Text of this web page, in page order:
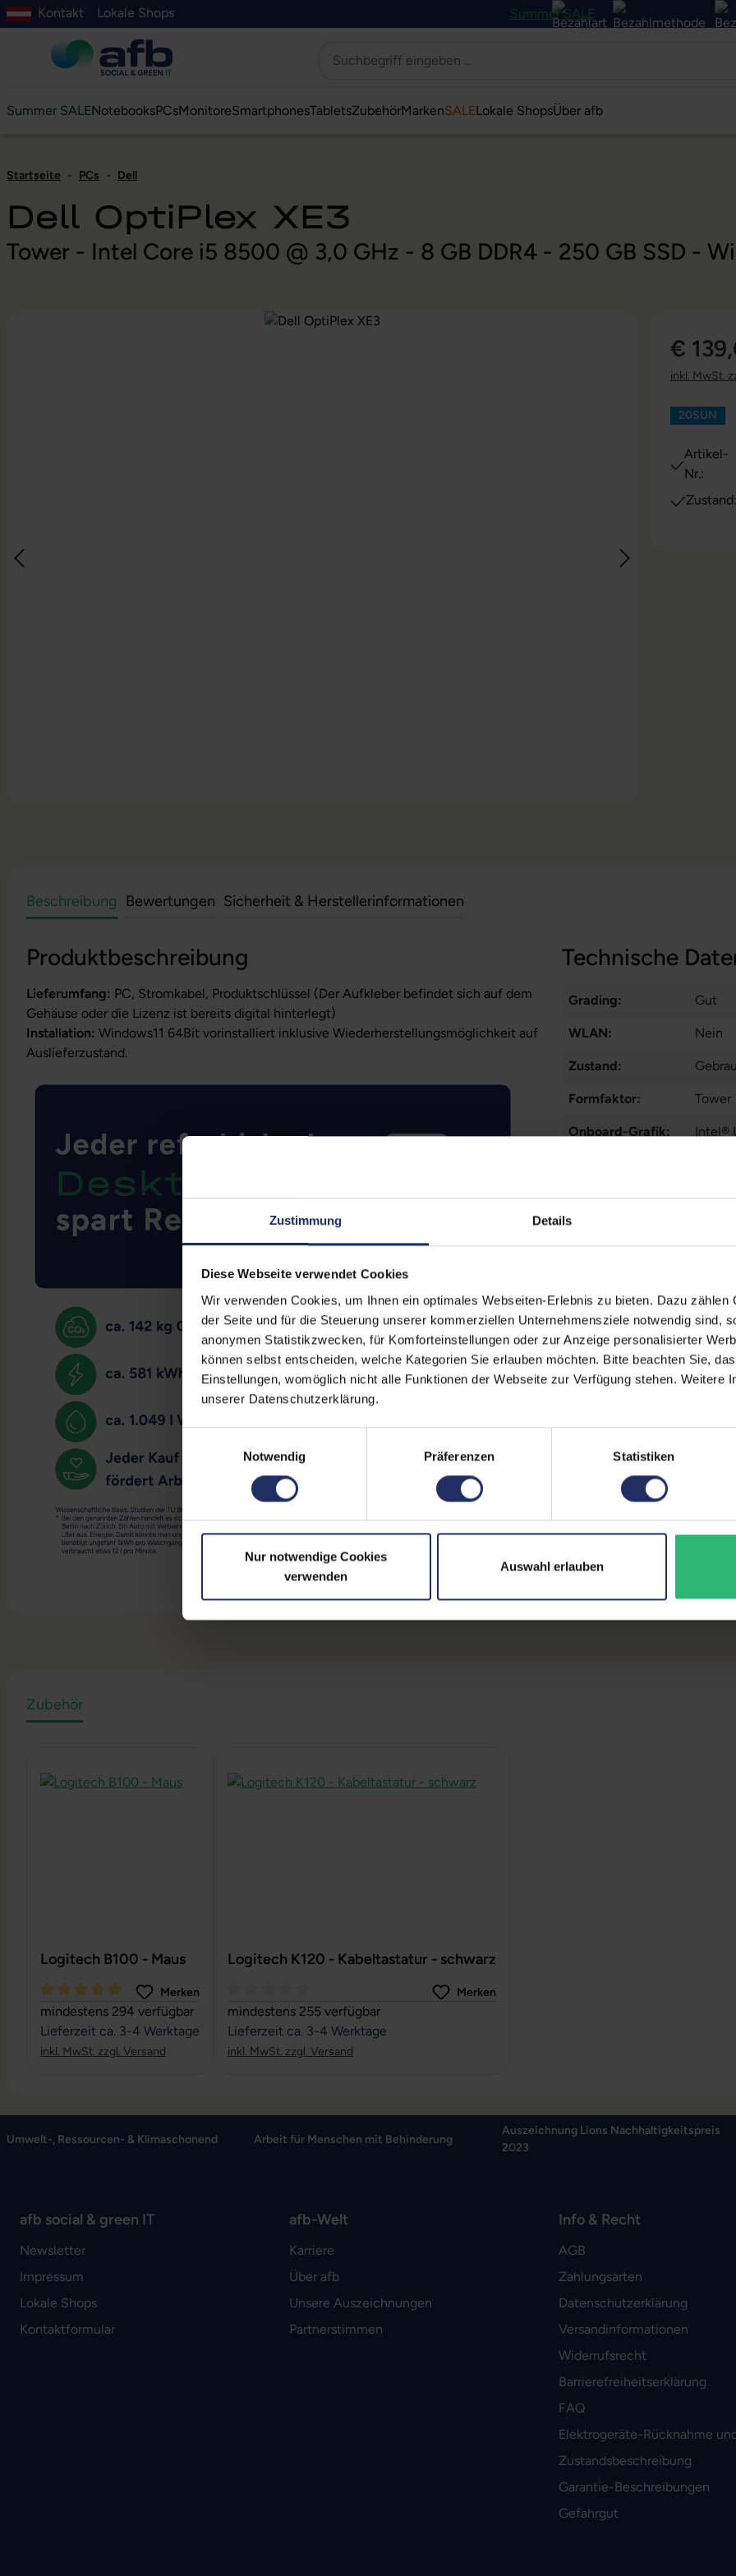
Zustimmung Details
Diese Webseite verwendet Cookies
Wir verwenden Cookies, um Ihnen ein optimales Webseiten-Erlebnis zu bieten. Dazu zählen
der Seite und für die Steuerung unserer kommerziellen Unternehmensziele notwendig sind,
anonymen Statistikzwecken, für Komforteinstellungen oder zur Anzeige personalisierter
können selbst entscheiden, welche Kategorien Sie erlauben möchten. Bitte beachten Sie,
Einstellungen, womöglich nicht alle Funktionen der Webseite zur Verfügung stehen. Weitere
unserer Datenschutzerklärung.
Notwendig
Präferenzen Statistiken
Nur notwendige Cookies
verwenden
Auswahl erlauben
springen
Suche springen
Zur Hauptnavigation springen
Zur Navigation der B2B-Plattform springen
Kontakt Lokale Shops Summer SALE
Summer SALENotebooksPCsMonitoreSmartphonesTabletsZubehörMarkenSALELokale ShopsÜber afb
Startseite - PCs - Dell
Dell OptiPlex XE3
Tower - Intel Core i5 8500 @ 3,0 GHz - 8 GB DDR4 - 250 GB SSD -
€
inkl. MwSt.
20SUN
Artikel-
Nr.:
Beschreibung Bewertungen Sicherheit & Herstellerinformationen
Produktbeschreibung
Lieferumfang: PC, Stromkabel, Produktschlüssel (Der Aufkleber befindet sich auf dem
Gehäuse oder die Lizenz ist bereits digital hinterlegt)
Installation: Windows11 64Bit vorinstalliert inklusive Wiederherstellungsmöglichkeit auf
Auslieferzustand.
Technische
Grading: Gut
WLAN: Nein
Zustand:
Formfaktor: Tower
Onboard-Grafik: Intel®
Schnittstellen: 1x
Betriebssystem:
Partnerprogramm: Ja
Datenspeicher: 250
GTIN/EAN:
Maße (LxBxH): 274
Gewicht: 7,93
Zubehör
Logitech B100 - Maus
Durchschnittliche Bewertung von 5 von 5 Sternen
Merken
mindestens 294 verfügbar
Lieferzeit ca. 3-4 Werktage
inkl. MwSt. zzgl. Versand
Logitech K120 - Kabeltastatur - schwarz
Durchschnittliche Bewertung von 0 von 5 Sternen
Merken
mindestens 255 verfügbar
Lieferzeit ca. 3-4 Werktage
inkl. MwSt. zzgl. Versand
Umwelt-, Ressourcen- & Klimaschonend Arbeit für Menschen mit Behinderung
Auszeichnung Lions Nachhaltigkeitspreis
2023
afb social & green IT
Newsletter
Impressum
Lokale Shops
Kontaktformular
afb-Welt
Karriere
Über afb
Unsere Auszeichnungen
Partnerstimmen
Info & Recht
AGB
Zahlungsarten
Datenschutzerklärung
Versandinformationen
Widerrufsrecht
Barrierefreiheitserklärung
FAQ
Elektrogeräte-Rücknahme
Zustandsbeschreibung
Garantie-Beschreibungen
Gefahrgut